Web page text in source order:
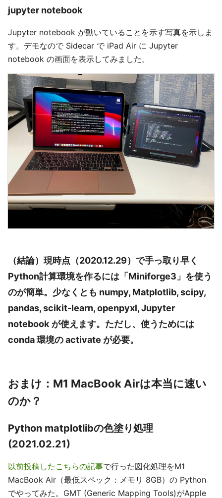
jupyter notebook
Jupyter notebook が動いていることを示す写真を示しま
す。デモなので Sidecar で iPad Air に Jupyter
notebook の画面を表示してみました。
（結論）現時点（2020.12.29）で手っ取り早く
Python計算環境を作るには「Miniforge3」を使う
のが簡単。少なくとも numpy, Matplotlib, scipy,
pandas, scikit-learn, openpyxl, Jupyter
notebook が使えます。ただし、使うためには
conda 環境の activate が必要。
おまけ：M1 MacBook Airは本当に速い
のか？
Python matplotlibの色塗り処理
(2021.02.21)
以前投稿したこちらの記事で行った図化処理をM1
MacBook Air（最低スペック：メモリ 8GB）の Python
でやってみた。GMT (Generic Mapping Tools)がApple